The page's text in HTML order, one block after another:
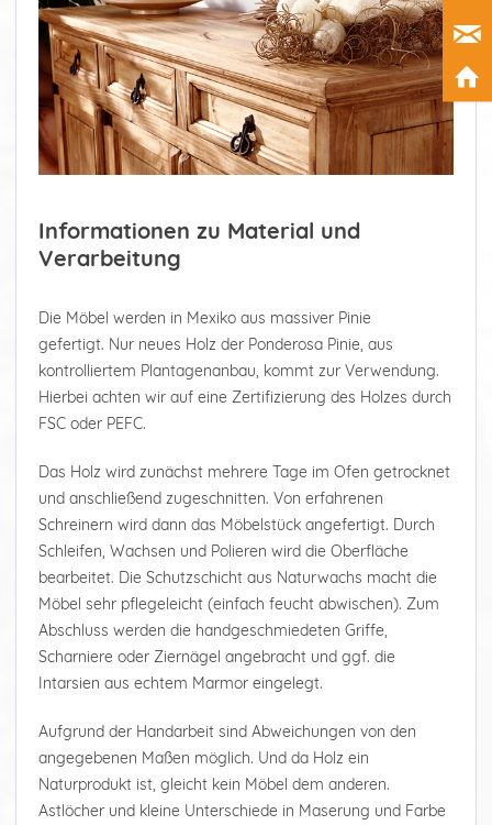
Informationen zu Material und
Verarbeitung
Die Möbel werden in Mexiko aus massiver Pinie
gefertigt. Nur neues Holz der Ponderosa Pinie, aus
kontrolliertem Plantagenanbau, kommt zur Verwendung.
Hierbei achten wir auf eine Zertifizierung des Holzes durch
FSC oder PEFC.
Das Holz wird zunächst mehrere Tage im Ofen getrocknet
und anschließend zugeschnitten. Von erfahrenen
Schreinern wird dann das Möbelstück angefertigt. Durch
Schleifen, Wachsen und Polieren wird die Oberfläche
bearbeitet. Die Schutzschicht aus Naturwachs macht die
Möbel sehr pflegeleicht (einfach feucht abwischen). Zum
Abschluss werden die handgeschmiedeten Griffe,
Scharniere oder Ziernägel angebracht und ggf. die
Intarsien aus echtem Marmor eingelegt.
Aufgrund der Handarbeit sind Abweichungen von den
angegebenen Maßen möglich. Und da Holz ein
Naturprodukt ist, gleicht kein Möbel dem anderen.
Astlöcher und kleine Unterschiede in Maserung und Farbe